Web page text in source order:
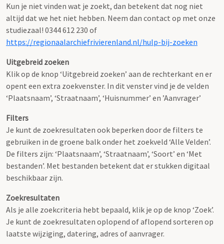
Kun je niet vinden wat je zoekt, dan betekent dat nog niet
altijd dat we het niet hebben. Neem dan contact op met onze
studiezaal! 0344 612 230 of
https://regionaalarchiefrivierenland.nl/hulp-bij-zoeken
Uitgebreid zoeken
Klik op de knop ‘Uitgebreid zoeken’ aan de rechterkant en er
opent een extra zoekvenster. In dit venster vind je de velden
‘Plaatsnaam’, ‘Straatnaam’, ‘Huisnummer’ en ’Aanvrager’
Filters
Je kunt de zoekresultaten ook beperken door de filters te
gebruiken in de groene balk onder het zoekveld ‘Alle Velden’.
De filters zijn: ‘Plaatsnaam’, ‘Straatnaam’, ‘Soort’ en ‘Met
bestanden’. Met bestanden betekent dat er stukken digitaal
beschikbaar zijn.
Zoekresultaten
Als je alle zoekcriteria hebt bepaald, klik je op de knop ‘Zoek’.
Je kunt de zoekresultaten oplopend of aflopend sorteren op
laatste wijziging, datering, adres of aanvrager.